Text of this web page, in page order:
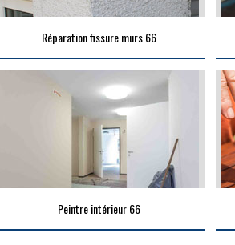
Réparation fissure murs 66
Peintre intérieur 66